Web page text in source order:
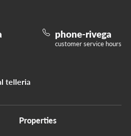
Properties
phone-rivega
customer service hours
telleria